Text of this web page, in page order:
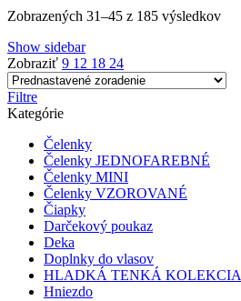
Zobrazených 31–45 z 185 výsledkov
Show sidebar
Zobraziť 9 12 18 24
Filtre
Kategórie
Čelenky
Čelenky JEDNOFAREBNÉ
Čelenky MINI
Čelenky VZOROVANÉ
Čiapky
Darčekový poukaz
Deka
Doplnky do vlasov
HLADKÁ TENKÁ KOLEKCIA
Hniezdo